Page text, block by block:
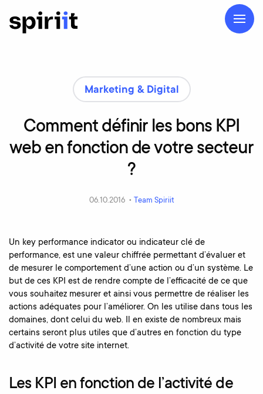
Marketing & Digital
Comment définir les bons KPI
web enfonction devotre secteur
?
06.10.2016 • Team Spiriit
Un key performance indicator ou indicateur clé de
performance, est une valeur chiffrée permettant d’évaluer et
de mesurer le comportement d’une action ou d’un système. Le
but de ces KPI est de rendre compte de l’efficacité de ce que
vous souhaitez mesurer et ainsi vous permettre de réaliser les
actions adéquates pour l’améliorer. On les utilise dans tous les
domaines, dont celui du web. Il en existe de nombreux mais
certains seront plus utiles que d’autres en fonction du type
d’activité de votre site internet.
Les KPI en fonction de l’activité de